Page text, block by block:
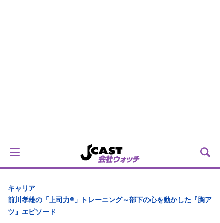
キャリア
前川孝雄の「上司力®」トレーニング～部下の心を動かした『胸ア
ツ』エピソード